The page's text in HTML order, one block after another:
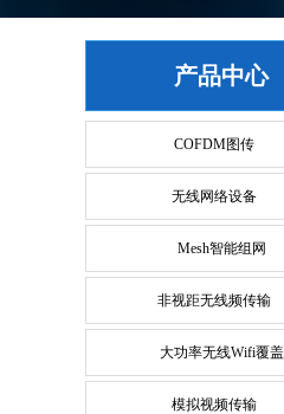
产品中心
COFDM图传
无线网络设备
Mesh智能组网
非视距无线频传输
大功率无线Wifi覆盖
模拟视频传输